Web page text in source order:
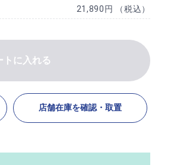
21,890円 （税込）
トに入れる
店舗在庫を確認・取置